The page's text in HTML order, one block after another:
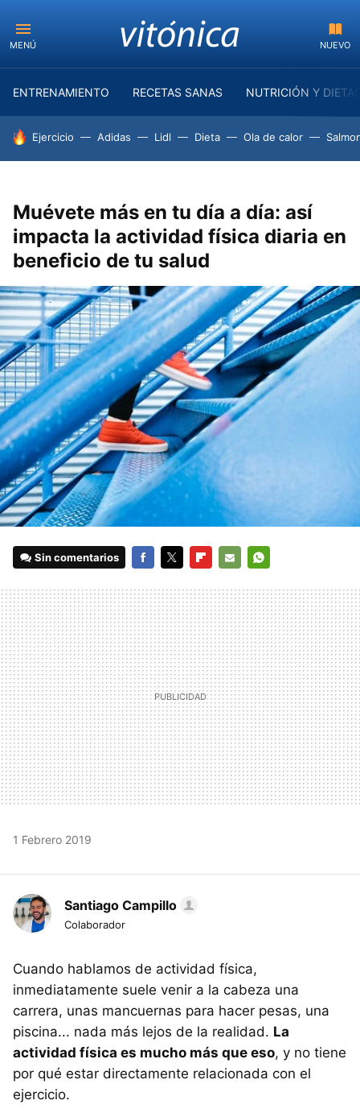
MENÚ NUEVO
ENTRENAMIENTO RECETAS SANAS NUTRICIÓN Y
HOY SE HABLA DE
Ejercicio Adidas Lidl Dieta Ola de calor
Muévete más en tu día a día: así
impacta la actividad física diaria en
beneficio de tu salud
Sin comentarios
MAIL
1 Febrero 2019
Santiago Campillo
Colaborador
Cuando hablamos de actividad física,
inmediatamente suele venir a la cabeza una
carrera, unas mancuernas para hacer pesas, una
piscina... nada más lejos de la realidad. La
actividad física es mucho más que eso, y no tiene
por qué estar directamente relacionada con el
ejercicio.